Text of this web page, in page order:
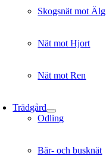
Skogsnät mot Älg
Nät mot Hjort
Nät mot Ren
Trädgård
Odling
Bär- och busknät